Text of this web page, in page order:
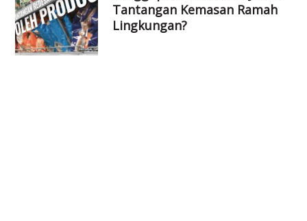
Tantangan Kemasan Ramah
Lingkungan?